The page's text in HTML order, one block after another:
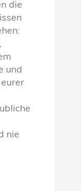
die
und
nie